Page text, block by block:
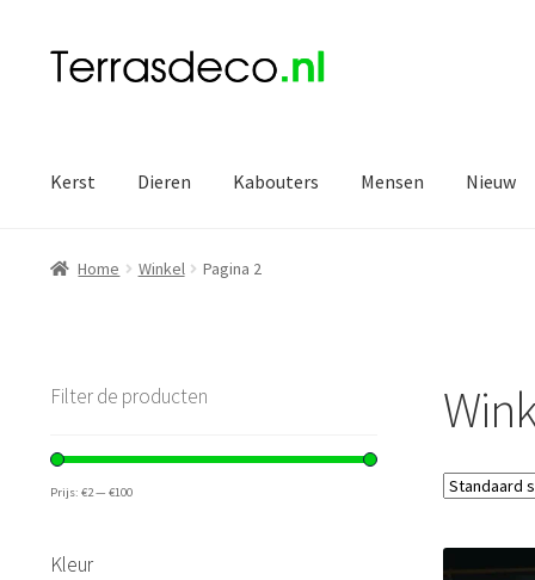
Ga
Ga
Kerst
Dieren Kabouters Mensen Nieuw
Home Winkel Pagina 2
Filter de producten
Prijs: €2— €100
Kleur